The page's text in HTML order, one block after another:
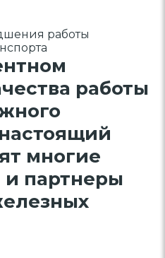
работы
работы
многие
и партнеры